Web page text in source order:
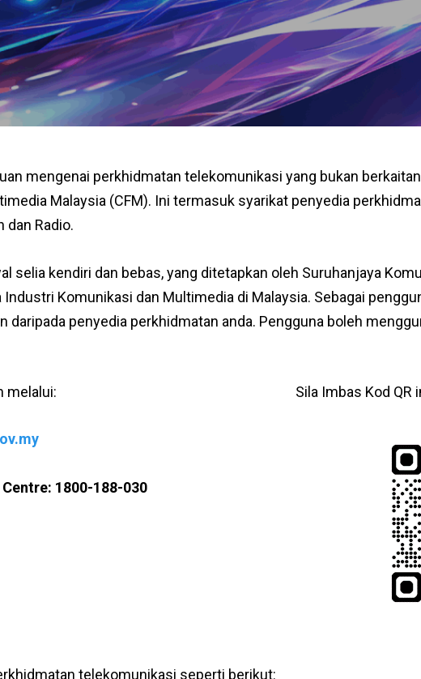
mengenai perkhidmatan telekomunikasi yang bukan
Malaysia (CFM). Ini termasuk syarikat penyedia
dan Radio.
selia kendiri dan bebas, yang ditetapkan oleh Suruhanjaya
Komunikasi dan Multimedia di Malaysia. Sebagai
daripada penyedia perkhidmatan anda. Pengguna boleh
melalui:
1800-188-030
Sila Imbas Kod
telekomunikasi seperti berikut: